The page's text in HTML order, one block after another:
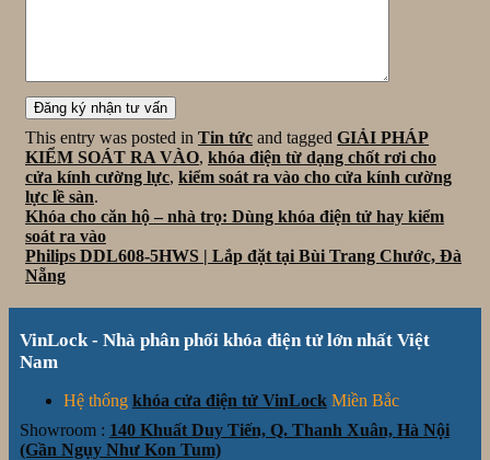
This entry was posted in Tin tức and tagged GIẢI PHÁP
KIỂM SOÁT RA VÀO, khóa điện từ dạng chốt rơi cho
cửa kính cường lực, kiểm soát ra vào cho cửa kính cường
lực lề sàn.
Khóa cho căn hộ – nhà trọ: Dùng khóa điện tử hay kiểm
soát ra vào
Philips DDL608-5HWS | Lắp đặt tại Bùi Trang Chước, Đà
Nẵng
VinLock - Nhà phân phối khóa điện tử lớn nhất Việt
Nam
Hệ thống khóa cửa điện tử VinLock Miền Bắc
Showroom : 140 Khuất Duy Tiến, Q. Thanh Xuân, Hà Nội
(Gần Ngụy Như Kon Tum)